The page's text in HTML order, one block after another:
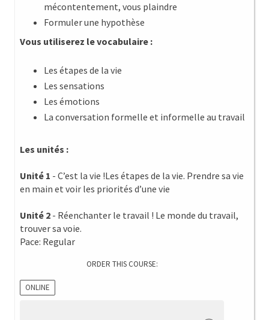
mécontentement, vous plaindre
Formuler une hypothèse
Vous utiliserez le vocabulaire :
Les étapes de la vie
Les sensations
Les émotions
La conversation formelle et informelle au travail
Les unités :
Unité 1 - C’est la vie !Les étapes de la vie. Prendre sa vie
en main et voir les priorités d’une vie
Unité 2 - Réenchanter le travail ! Le monde du travail,
trouver sa voie.
Pace: Regular
ORDER THIS COURSE:
ONLINE